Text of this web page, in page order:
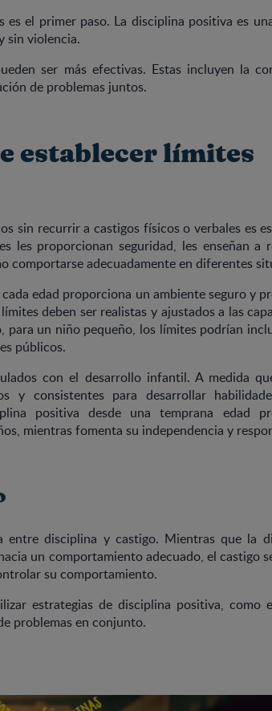
el primer paso. La disciplina positiva es
sin violencia.
ser más efectivas. Estas incluyen la
de problemas juntos.
establecer límites
sin recurrir a castigos físicos o verbales es
les proporcionan seguridad, les enseñan a
comportarse adecuadamente en diferentes
edad proporciona un ambiente seguro y
deben ser realistas y ajustados a las
para un niño pequeño, los límites podrían
públicos.
con el desarrollo infantil. A medida
y consistentes para desarrollar
positiva desde una temprana edad
mientras fomenta su independencia y
entre disciplina y castigo. Mientras que la
un comportamiento adecuado, el castigo
su comportamiento.
estrategias de disciplina positiva, como
problemas en conjunto.